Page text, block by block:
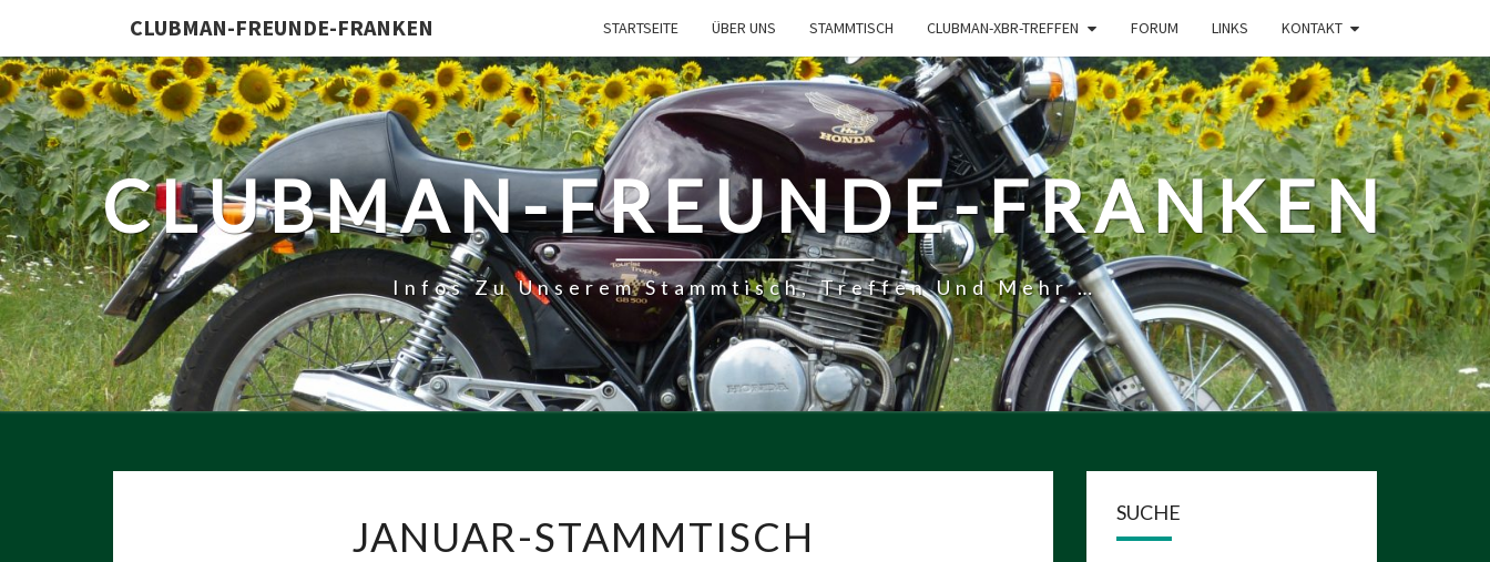
CLUBMAN-FREUNDE-FRANKEN STARTSEITE ÜBER UNS STAMMTISCH CLUBMAN-XBR-TREFFEN FORUM LINKS KONTAKT
CLUBMAN-FREUNDE-FRANKEN
Infos Zu Unserem Stammtisch, Treffen Und Mehr …
STAMMTISCH
JANUAR-STAMMTISCH SUCHE